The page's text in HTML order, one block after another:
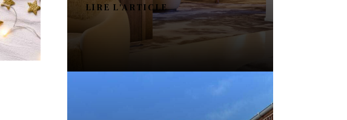
LIRE L'ARTICLE